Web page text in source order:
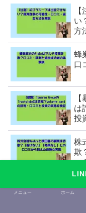
い
方
蜂
口
は
投
株
欺
コ
メニュー ホーム